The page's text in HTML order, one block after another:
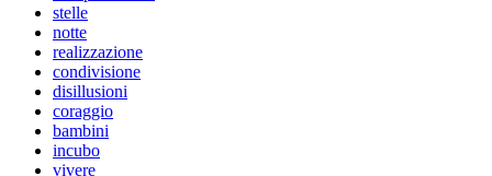
stelle
notte
realizzazione
condivisione
disillusioni
coraggio
bambini
incubo
vivere